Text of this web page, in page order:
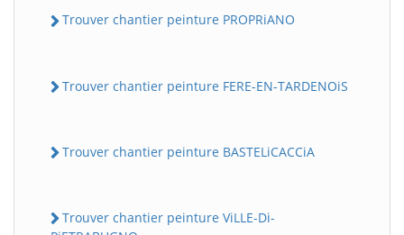
Trouver chantier peinture PROPRiANO
Trouver chantier peinture FERE-EN-TARDENOiS
Trouver chantier peinture BASTELiCACCiA
Trouver chantier peinture ViLLE-Di-